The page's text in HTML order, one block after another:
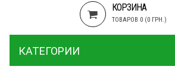
КОРЗИНА
ТОВАРОВ 0 (0 ГРН.)
КАТЕГОРИИ